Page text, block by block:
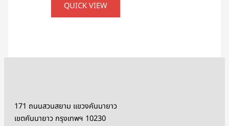
QUICK VIEW
171 ถนนสวนสยาม แขวงคันนายาว
เขตคันนายาว กรุงเทพฯ 10230